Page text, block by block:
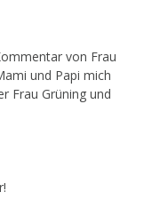
von Frau
und Papi mich
Frau Grüning und